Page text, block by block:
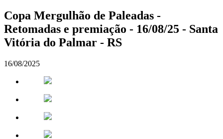
Copa Mergulhão de Paleadas -
Retomadas e premiação - 16/08/25 - Santa
Vitória do Palmar - RS
16/08/2025